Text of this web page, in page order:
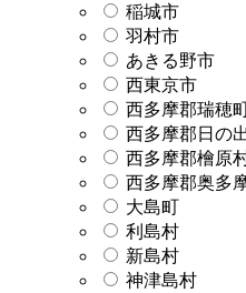
稲城市
羽村市
あきる野市
西東京市
西多摩郡瑞穂
西多摩郡日の
西多摩郡檜原
西多摩郡奥多
大島町
利島村
新島村
神津島村